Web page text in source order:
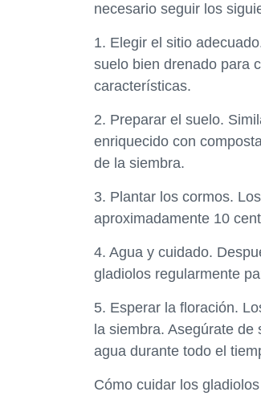
necesario seguir los
1. Elegir el sitio
suelo bien drenado para
características.
2. Preparar el suelo.
enriquecido con
de la siembra.
3. Plantar los cormos.
aproximadamente 10
4. Agua y cuidado.
gladiolos regularmente
5. Esperar la floración.
la siembra. Asegúrate
agua durante todo el
Cómo cuidar los gladiolos